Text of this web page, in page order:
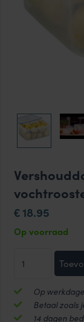
€18.95
Op voorraad
Vershouddoos
6500
ml
met
vochtrooster
Op
Betaal zoals
14 dagen